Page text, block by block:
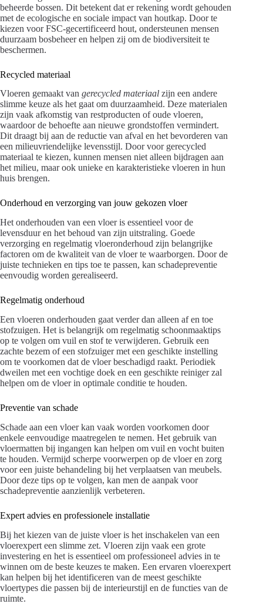
beheerde bossen. Dit betekent dat er rekening wordt gehouden
met de ecologische en sociale impact van houtkap. Door te
kiezen voor FSC-gecertificeerd hout, ondersteunen mensen
duurzaam bosbeheer en helpen zij om de biodiversiteit te
beschermen.
Recycled materiaal
Vloeren gemaakt van gerecycled materiaal zijn een andere
slimme keuze als het gaat om duurzaamheid. Deze materialen
zijn vaak afkomstig van restproducten of oude vloeren,
waardoor de behoefte aan nieuwe grondstoffen vermindert.
Dit draagt bij aan de reductie van afval en het bevorderen van
een milieuvriendelijke levensstijl. Door voor gerecycled
materiaal te kiezen, kunnen mensen niet alleen bijdragen aan
het milieu, maar ook unieke en karakteristieke vloeren in hun
huis brengen.
Onderhoud en verzorging van jouw gekozen vloer
Het onderhouden van een vloer is essentieel voor de
levensduur en het behoud van zijn uitstraling. Goede
verzorging en regelmatig vloeronderhoud zijn belangrijke
factoren om de kwaliteit van de vloer te waarborgen. Door de
juiste technieken en tips toe te passen, kan schadepreventie
eenvoudig worden gerealiseerd.
Regelmatig onderhoud
Een vloeren onderhouden gaat verder dan alleen af en toe
stofzuigen. Het is belangrijk om regelmatig schoonmaaktips
op te volgen om vuil en stof te verwijderen. Gebruik een
zachte bezem of een stofzuiger met een geschikte instelling
om te voorkomen dat de vloer beschadigd raakt. Periodiek
dweilen met een vochtige doek en een geschikte reiniger zal
helpen om de vloer in optimale conditie te houden.
Preventie van schade
Schade aan een vloer kan vaak worden voorkomen door
enkele eenvoudige maatregelen te nemen. Het gebruik van
vloermatten bij ingangen kan helpen om vuil en vocht buiten
te houden. Vermijd scherpe voorwerpen op de vloer en zorg
voor een juiste behandeling bij het verplaatsen van meubels.
Door deze tips op te volgen, kan men de aanpak voor
schadepreventie aanzienlijk verbeteren.
Expert advies en professionele installatie
Bij het kiezen van de juiste vloer is het inschakelen van een
vloerexpert een slimme zet. Vloeren zijn vaak een grote
investering en het is essentieel om professioneel advies in te
winnen om de beste keuzes te maken. Een ervaren vloerexpert
kan helpen bij het identificeren van de meest geschikte
vloertypes die passen bij de interieurstijl en de functies van de
ruimte.